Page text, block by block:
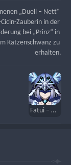
„Duell – Nett“
Zauberin in der
bei „Prinz“ in
Katzenschwanz zu
erhalten.
Fatui – Kryo-Cicin-Zauberin